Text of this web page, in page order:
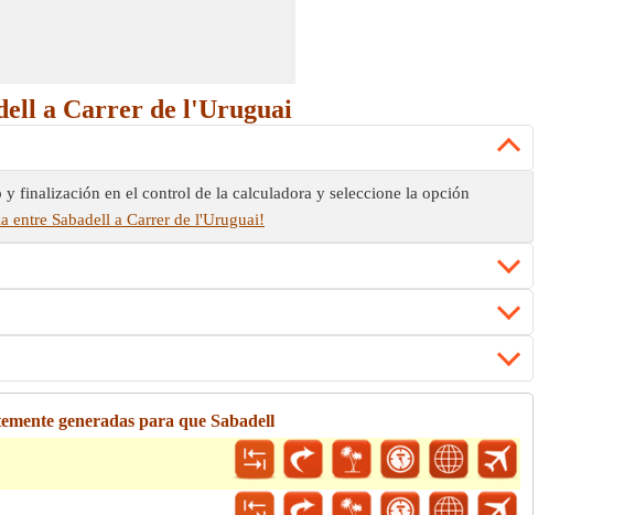
a Carrer de l'Uruguai
finalización en el control de la calculadora y seleccione la opción
entre Sabadell a Carrer de l'Uruguai!
generadas para que Sabadell